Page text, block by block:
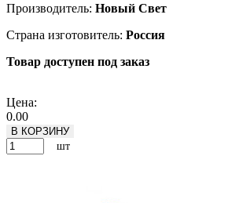
Производитель: Новый Свет
Страна изготовитель: Россия
Товар доступен под заказ
Цена:
0.00
В КОРЗИНУ
шт